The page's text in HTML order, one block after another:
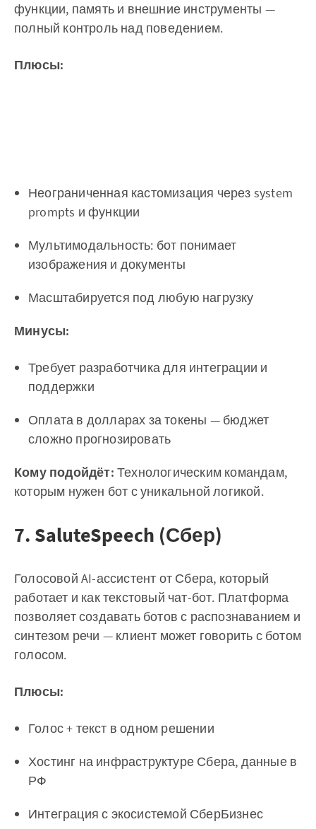
функции, память и внешние инструменты —
полный контроль над поведением.
Плюсы:
Неограниченная кастомизация через system
prompts и функции
Мультимодальность: бот понимает
изображения и документы
Масштабируется под любую нагрузку
Минусы:
Требует разработчика для интеграции и
поддержки
Оплата в долларах за токены — бюджет
сложно прогнозировать
Кому подойдёт: Технологическим командам,
которым нужен бот с уникальной логикой.
7. SaluteSpeech (Сбер)
Голосовой AI-ассистент от Сбера, который
работает и как текстовый чат-бот. Платформа
позволяет создавать ботов с распознаванием и
синтезом речи — клиент может говорить с ботом
голосом.
Плюсы:
Голос + текст в одном решении
Хостинг на инфраструктуре Сбера, данные в
РФ
Интеграция с экосистемой СберБизнес